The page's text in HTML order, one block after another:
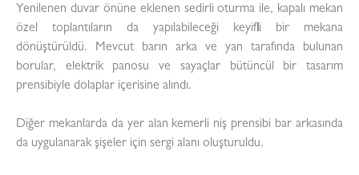
Yenilenen duvar önüne eklenen sedirli oturma ile, kapalı mekan
özel toplantıların da yapılabileceği keyifli bir mekana
dönüştürüldü. Mevcut barın arka ve yan tarafında bulunan
borular, elektrik panosu ve sayaçlar bütüncül bir tasarım
prensibiyle dolaplar içerisine alındı.
Diğer mekanlarda da yer alan kemerli niş prensibi bar arkasında
da uygulanarak şişeler için sergi alanı oluşturuldu.